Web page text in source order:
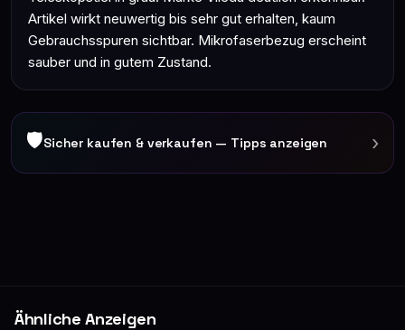
Artikel wirkt neuwertig bis sehr gut erhalten, kaum
Gebrauchsspuren sichtbar. Mikrofaserbezug erscheint
sauber und in gutem Zustand.
🛡Sicher kaufen & verkaufen — Tipps anzeigen ›
Ähnliche Anzeigen